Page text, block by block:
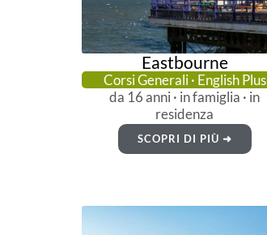
Eastbourne
Corsi Generali · English Plus
da 16 anni · in famiglia · in
residenza
SCOPRI DI PIÙ ➜